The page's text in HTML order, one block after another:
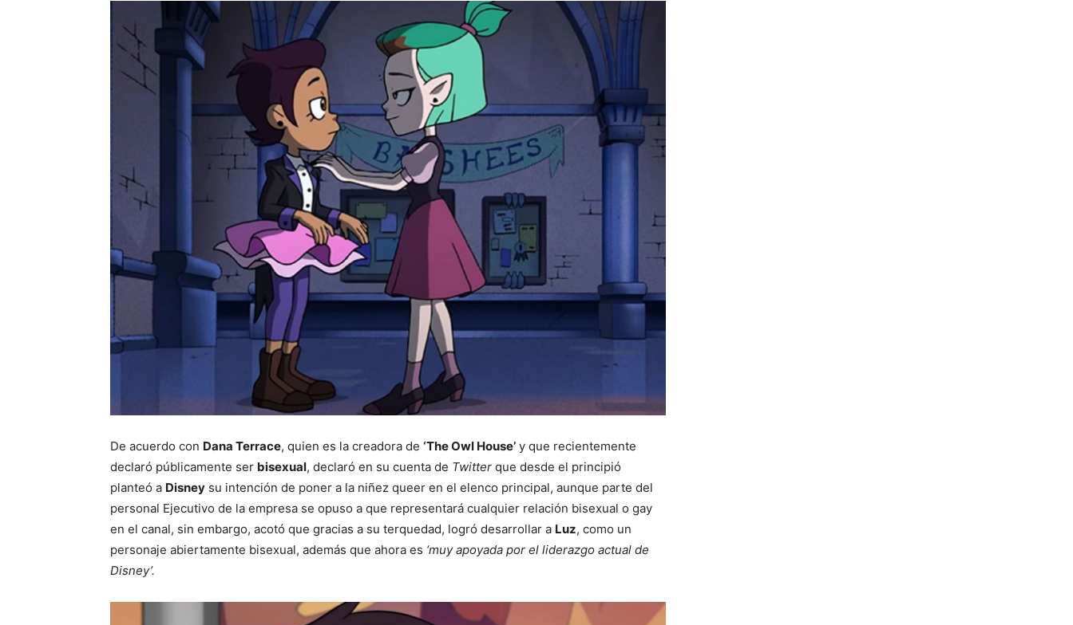
De acuerdo con Dana Terrace, quien es la creadora de ‘The Owl House’ y que recientemente
declaró públicamente ser bisexual, declaró en su cuenta de Twitter que desde el principió
planteó a Disney su intención de poner a la niñez queer en el elenco principal, aunque parte del
personal Ejecutivo de la empresa se opuso a que representará cualquier relación bisexual o gay
en el canal, sin embargo, acotó que gracias a su terquedad, logró desarrollar a Luz, como un
personaje abiertamente bisexual, además que ahora es ‘muy apoyada por el liderazgo actual de
Disney’.